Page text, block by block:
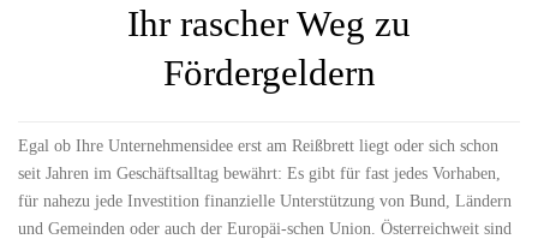
Ihr rascher Weg zu
Fördergeldern
Egal ob Ihre Unternehmensidee erst am Reißbrett liegt oder sich schon
seit Jahren im Geschäftsalltag bewährt: Es gibt für fast jedes Vorhaben,
für nahezu jede Investition finanzielle Unterstützung von Bund, Ländern
und Gemeinden oder auch der Europäi-schen Union. Österreichweit sind